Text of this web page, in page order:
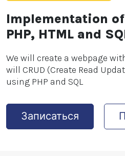
Implementation of
PHP, HTML and
We will create a webpage
will CRUD (Create Read
using PHP and SQL
Записаться